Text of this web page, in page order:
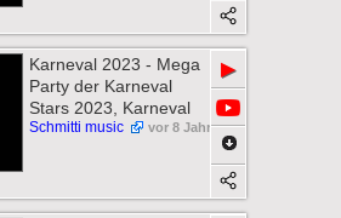
Karneval 2023 - Mega
Party der Karneval
Stars 2023, Karneval
Schmitti music vor 8 Jahr
▶